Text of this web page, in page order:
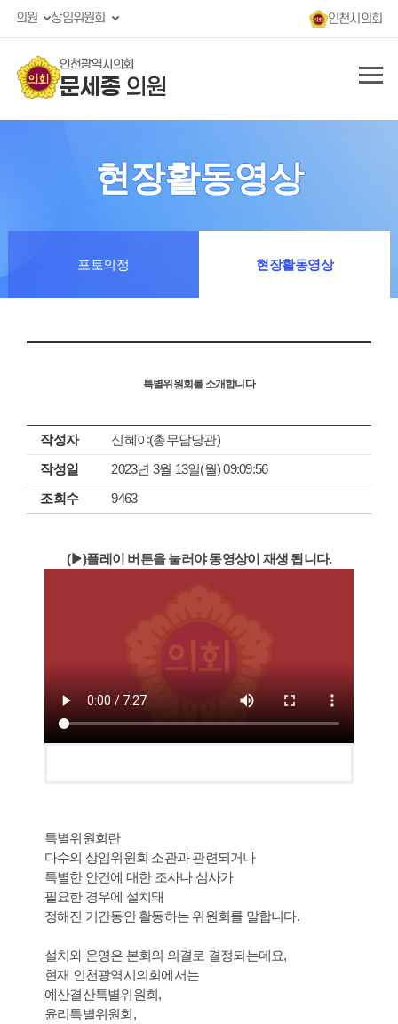
의원 상임위원회 인천시의회
인천광역시의회
문세종 의원
현장활동영상
포토의정 현장활동영상
특별위원회를 소개합니다
작성자
신혜야(총무담당관)
작성일
2023년 3월 13일(월) 09:09:56
조회수
9463
(▶)플레이 버튼을 눌러야 동영상이 재생 됩니다.
특별위원회란
다수의 상임위원회 소관과 관련되거나
특별한 안건에 대한 조사나 심사가
필요한 경우에 설치돼
정해진 기간동안 활동하는 위원회를 말합니다.
설치와 운영은 본회의 의결로 결정되는데요,
현재 인천광역시의회에서는
예산결산특별위원회,
윤리특별위원회,